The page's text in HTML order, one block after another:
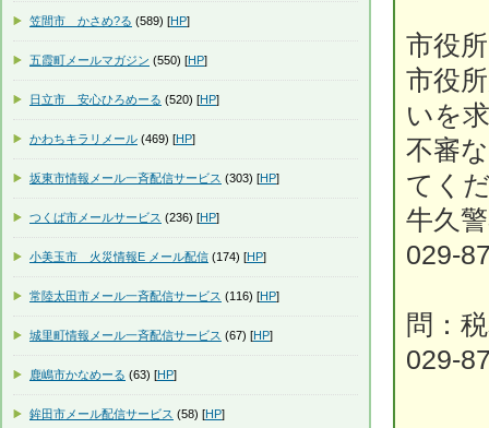
市役
市役
いを
不審
てく
牛久
029-
問：
029-
笠間市 かさめ?る (589) [HP]
五霞町メールマガジン (550) [HP]
日立市 安心ひろめーる (520) [HP]
かわちキラリメール (469) [HP]
坂東市情報メール一斉配信サービス (303) [HP]
つくば市メールサービス (236) [HP]
小美玉市 火災情報E メール配信 (174) [HP]
常陸太田市メール一斉配信サービス (116) [HP]
城里町情報メール一斉配信サービス (67) [HP]
鹿嶋市かなめーる (63) [HP]
鉾田市メール配信サービス (58) [HP]